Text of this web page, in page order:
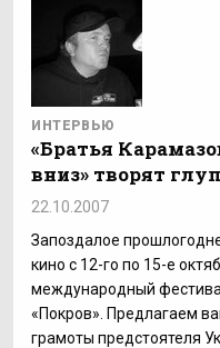
ИНТЕРВЬЮ
«Братья
вниз» творят
22.10.2007
Запоздалое
кино с 12-го по 15-е
международный
«Покров». Предлагаем
грамоты предстоятеля